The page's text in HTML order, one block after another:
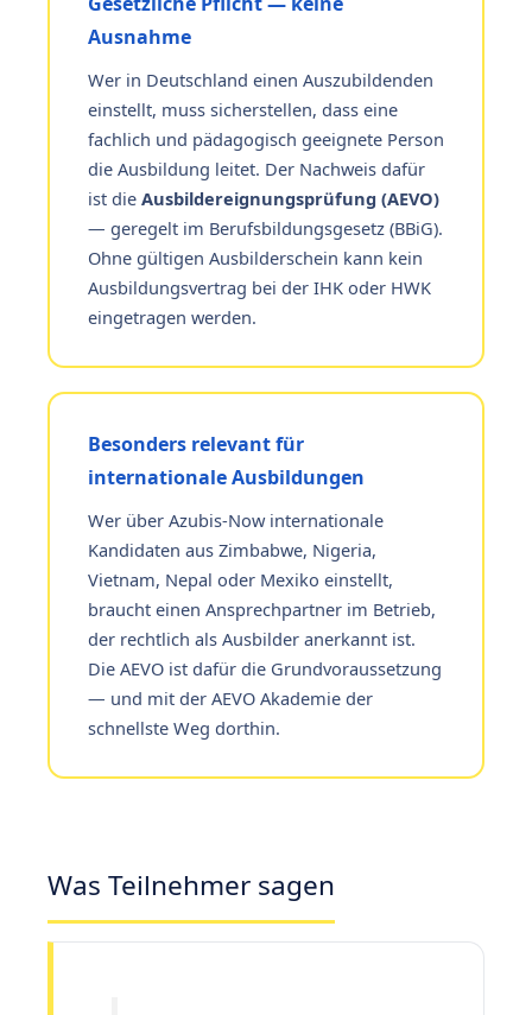
Ausnahme
Wer in Deutschland einen Auszubildenden
einstellt, muss sicherstellen, dass eine
fachlich und pädagogisch geeignete Person
die Ausbildung leitet. Der Nachweis dafür
ist die Ausbildereignungsprüfung (AEVO)
— geregelt im Berufsbildungsgesetz (BBiG).
Ohne gültigen Ausbilderschein kann kein
Ausbildungsvertrag bei der IHK oder HWK
eingetragen werden.
Besonders relevant für
internationale Ausbildungen
Wer über Azubis-Now internationale
Kandidaten aus Zimbabwe, Nigeria,
Vietnam, Nepal oder Mexiko einstellt,
braucht einen Ansprechpartner im Betrieb,
der rechtlich als Ausbilder anerkannt ist.
Die AEVO ist dafür die Grundvoraussetzung
— und mit der AEVO Akademie der
schnellste Weg dorthin.
Was Teilnehmer sagen